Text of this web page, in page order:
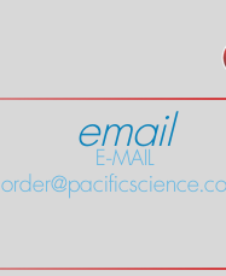
email
E-MAIL